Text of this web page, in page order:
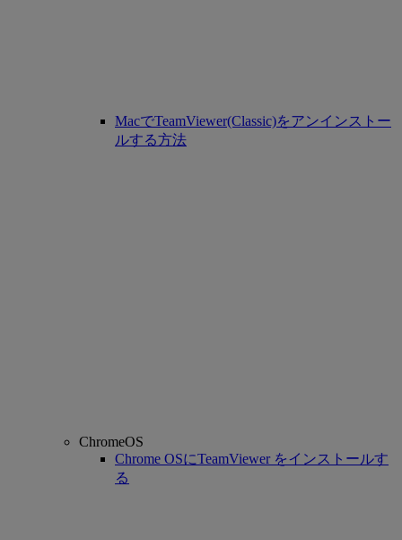
MacでTeamViewer(Classic)をアンインストー
ルする方法
ChromeOS
Chrome OSにTeamViewer をインストールす
る